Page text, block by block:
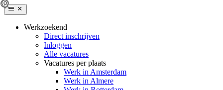
Werkzoekend
Direct inschrijven
Inloggen
Alle vacatures
Vacatures per plaats
Werk in Amsterdam
Werk in Almere